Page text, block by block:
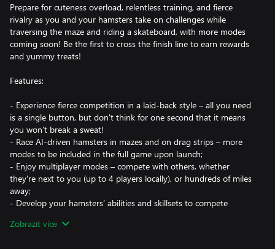
Prepare for cuteness overload, relentless training, and fierce
rivalry as you and your hamsters take on challenges while
traversing the maze and riding a skateboard, with more modes
coming soon! Be the first to cross the finish line to earn rewards
and yummy treats!
Features:
- Experience fierce competition in a laid-back style – all you need
is a single button, but don't think for one second that it means
you won’t break a sweat!
- Race AI-driven hamsters in mazes and on drag strips – more
modes to be included in the full game upon launch;
- Enjoy multiplayer modes – compete with others, whether
they're next to you (up to 4 players locally), or hundreds of miles
away;
- Develop your hamsters’ abilities and skillsets to compete
- Look after your hamsters and expand their house – furnish it
Zobrazit více